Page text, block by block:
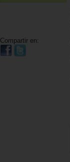
Compartir en: